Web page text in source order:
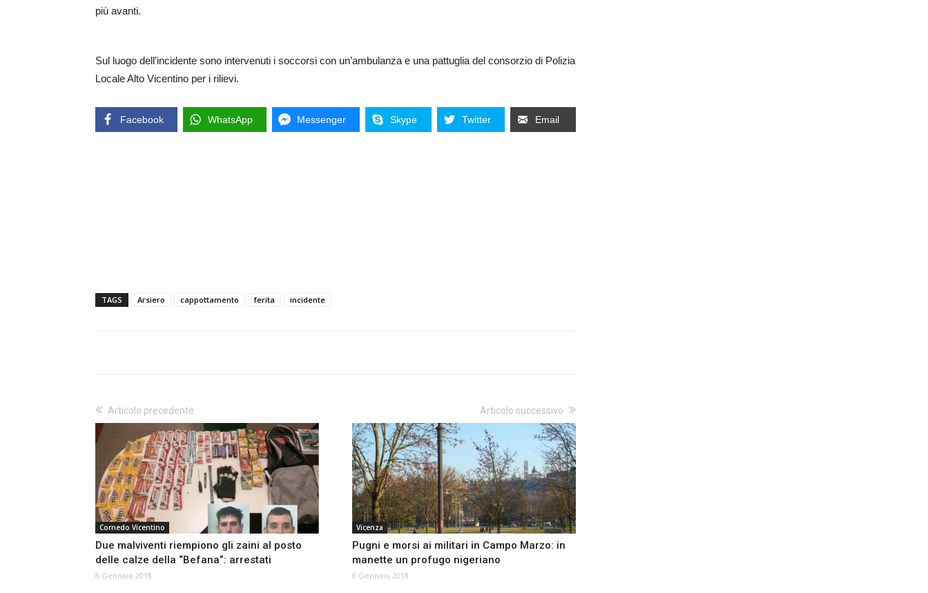
più avanti.
Sul luogo dell’incidente sono intervenuti i soccorsi con un’ambulanza e una pattuglia del consorzio di Polizia
Locale Alto Vicentino per i rilievi.
Facebook WhatsApp Messenger Skype Twitter Email
TAGS Arsiero cappottamento ferita incidente
Articolo precedente
Cornedo Vicentino
Due malviventi riempiono gli zaini al posto
delle calze della “Befana”: arrestati
8 Gennaio 2018
Articolo successivo
Vicenza
Pugni e morsi ai militari in Campo Marzo: in
manette un profugo nigeriano
8 Gennaio 2018